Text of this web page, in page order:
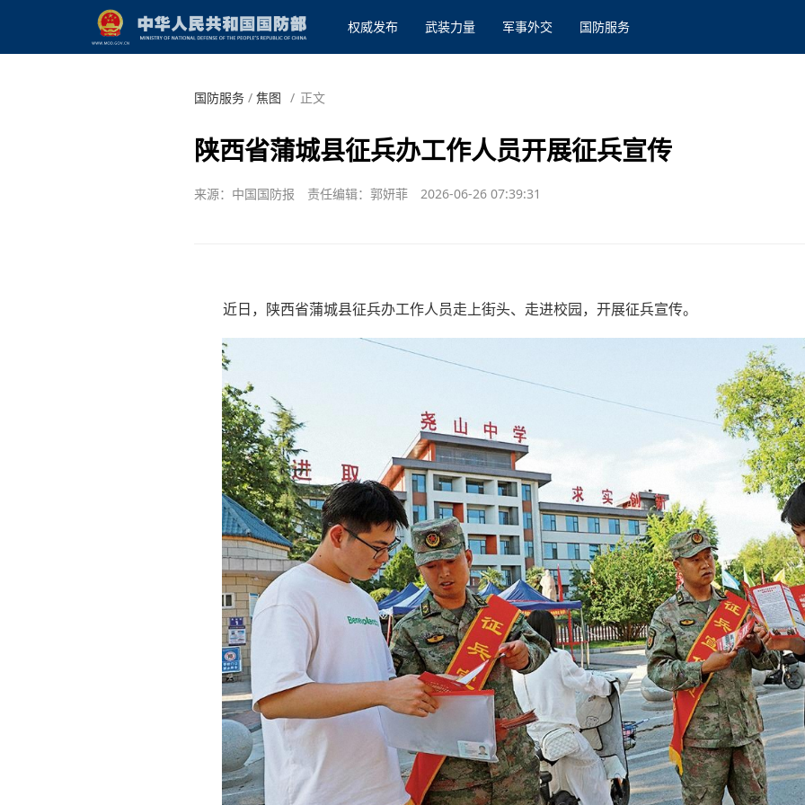
权威发布 武装力量 军事外交 国防服务
国防服务/ 焦图 / 正文
陕西省蒲城县征兵办工作人员开展征兵宣传
来源：中国国防报 责任编辑：郭妍菲 2026-06-26 07:39:31
近日，陕西省蒲城县征兵办工作人员走上街头、走进校园，开展征兵宣传。